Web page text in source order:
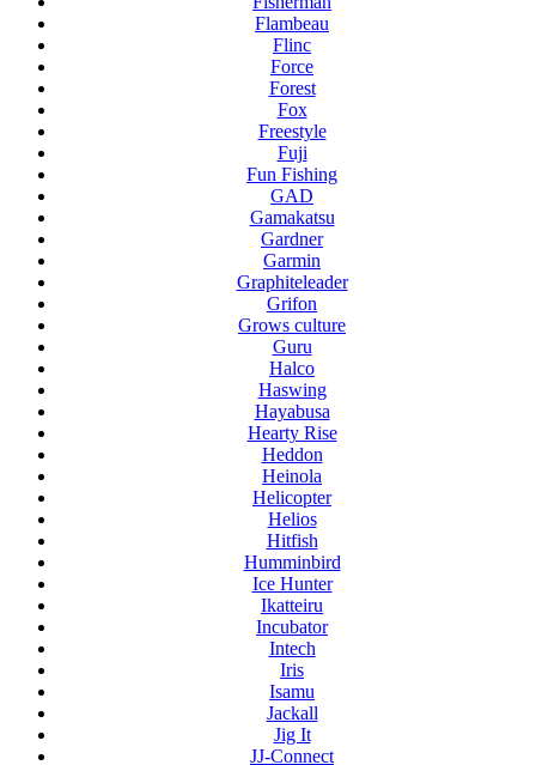
Flambeau
Flinc
Force
Forest
Fox
Freestyle
Fuji
Fun Fishing
GAD
Gamakatsu
Gardner
Garmin
Graphiteleader
Grifon
Grows culture
Guru
Halco
Haswing
Hayabusa
Hearty Rise
Heddon
Heinola
Helicopter
Helios
Hitfish
Humminbird
Ice Hunter
Ikatteiru
Incubator
Intech
Iris
Isamu
Jackall
Jig It
JJ-Connect